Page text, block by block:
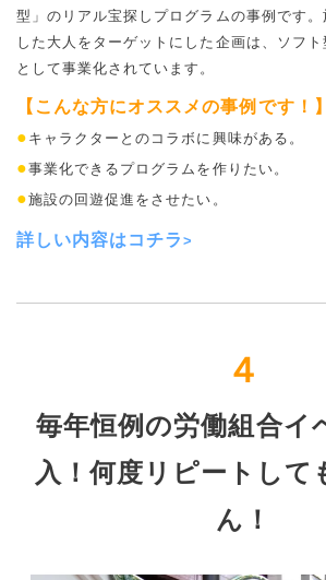
型」のリアル宝探しプログラムの事例です
した大人をターゲットにした企画は、ソフ
として事業化されています。
【こんな方にオススメの事例です！】
● キャラクターとのコラボに興味がある。
●事業化できるプログラムを作りたい。
●施設の回遊促進をさせたい。
詳しい内容は コチラ>
４
毎年恒例の労働組合イ
入！何度リピートして
ん！